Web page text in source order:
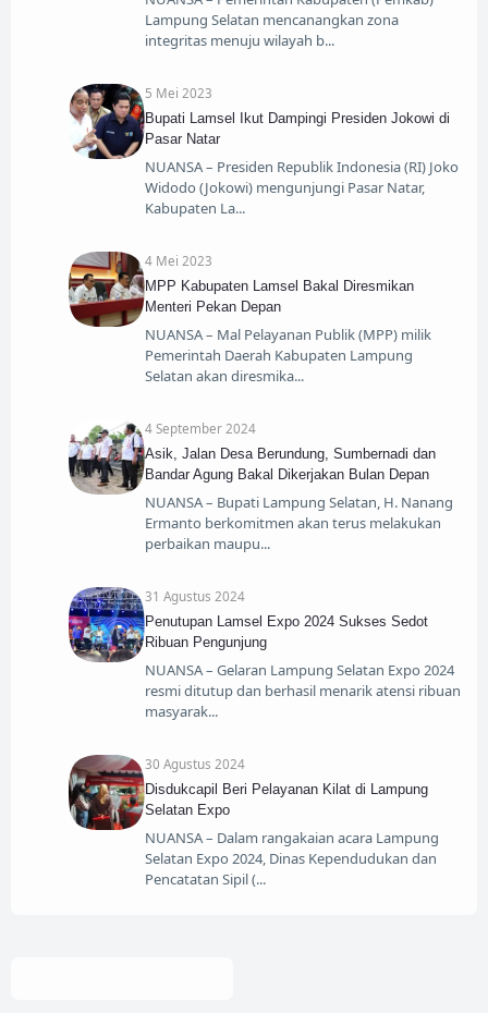
Lampung Selatan mencanangkan zona
integritas menuju wilayah b
5 Mei 2023
Bupati Lamsel Ikut Dampingi Presiden Jokowi di
Pasar Natar
NUANSA – Presiden Republik Indonesia (RI) Joko
Widodo (Jokowi) mengunjungi Pasar Natar,
Kabupaten La
4 Mei 2023
MPP Kabupaten Lamsel Bakal Diresmikan
Menteri Pekan Depan
NUANSA – Mal Pelayanan Publik (MPP) milik
Pemerintah Daerah Kabupaten Lampung
Selatan akan diresmika
4 September 2024
Asik, Jalan Desa Berundung, Sumbernadi dan
Bandar Agung Bakal Dikerjakan Bulan Depan
NUANSA – Bupati Lampung Selatan, H. Nanang
Ermanto berkomitmen akan terus melakukan
perbaikan maupu
31 Agustus 2024
Penutupan Lamsel Expo 2024 Sukses Sedot
Ribuan Pengunjung
NUANSA – Gelaran Lampung Selatan Expo 2024
resmi ditutup dan berhasil menarik atensi ribuan
masyarak
30 Agustus 2024
Disdukcapil Beri Pelayanan Kilat di Lampung
Selatan Expo
NUANSA – Dalam rangakaian acara Lampung
Selatan Expo 2024, Dinas Kependudukan dan
Pencatatan Sipil (